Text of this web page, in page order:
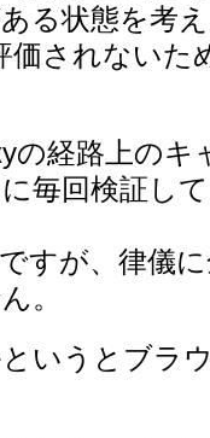
る状態を考
価されない
の経路上の
毎回検証し
すが、律儀
。
いうとブラ